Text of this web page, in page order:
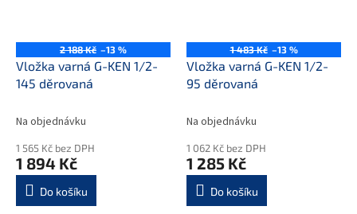
2 188 Kč –13 %
Vložka varná G-KEN 1/2-
145 děrovaná
Na objednávku
1 565 Kč bez DPH
1 894 Kč
Do košíku
1 483 Kč –13 %
Vložka varná G-KEN 1/2-
95 děrovaná
Na objednávku
1 062 Kč bez DPH
1 285 Kč
Do košíku